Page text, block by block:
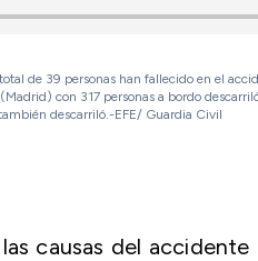
de 39 personas han fallecido en el
con 317 personas a bordo
descarriló.-EFE/ Guardia Civil
causas del